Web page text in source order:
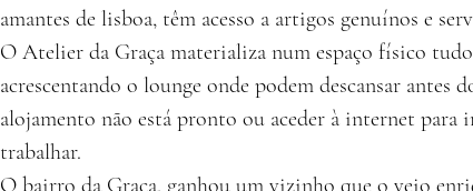
amantes de lisboa, têm acesso a artigos genuínos e
O Atelier da Graça materializa num espaço físico
acrescentando o lounge onde podem descansar antes
alojamento não está pronto ou aceder à internet
trabalhar.
O bairro da Graça, ganhou um vizinho que o veio